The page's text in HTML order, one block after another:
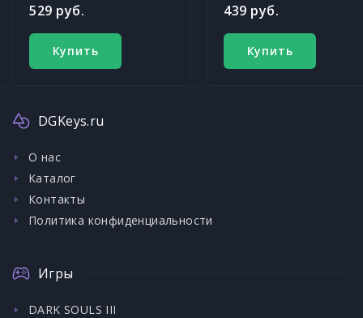
529 руб.
Купить
439 руб.
Купить
DGKeys.ru
О нас
Каталог
Контакты
Политика конфиденциальности
Игры
DARK SOULS III